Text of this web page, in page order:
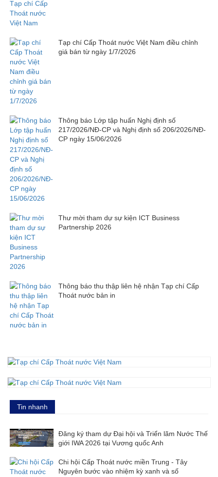
Tạp chí Cấp Thoát nước Việt Nam điều chỉnh
giá bán từ ngày 1/7/2026
Thông báo Lớp tập huấn Nghị định số
217/2026/NĐ-CP và Nghị định số 206/2026/NĐ-
CP ngày 15/06/2026
Thư mời tham dự sự kiện ICT Business
Partnership 2026
Thông báo thu thập liên hệ nhận Tạp chí Cấp
Thoát nước bản in
Tin nhanh
Đăng ký tham dự Đại hội và Triển lãm Nước Thế
giới IWA 2026 tại Vương quốc Anh
Chi hội Cấp Thoát nước miền Trung - Tây
Nguyên bước vào nhiệm kỳ xanh và số